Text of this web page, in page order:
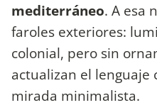
mediterráneo. A esa
faroles exteriores:
colonial, pero sin
actualizan el lenguaje
mirada minimalista.